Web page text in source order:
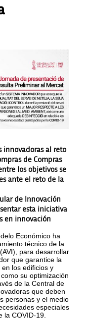
innovadoras al reto
de Compras
los objetivos se
ante el reto de la
de Innovación
esta iniciativa
en innovación
Económico ha
técnico de la
para desarrollar
que garantice la
los edificios y
su optimización
de la Central de
que deben
personas y el medio
especiales
la COVID-19.